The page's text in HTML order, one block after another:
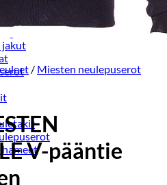
jakut
/ Miesten neulepuserot
V-pääntie